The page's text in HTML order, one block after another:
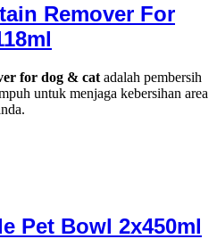
Remover For
for dog & cat adalah pembersih
untuk menjaga kebersihan area
Pet Bowl 2x450ml